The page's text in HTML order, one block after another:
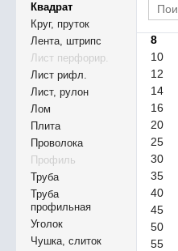
Квадрат
Круг, пруток
Лента, штрипс
Лист перфорир.
Лист рифл.
Лист, рулон
Лом
Плита
Проволока
Профиль
Труба
Труба
профильная
Уголок
Чушка, слиток
8
10
12
14
16
20
25
30
35
40
45
50
55